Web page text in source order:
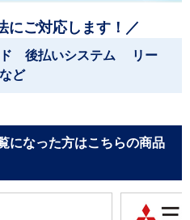
にご対応します！／
後払いシステム リー
ど
になった方はこちらの商品